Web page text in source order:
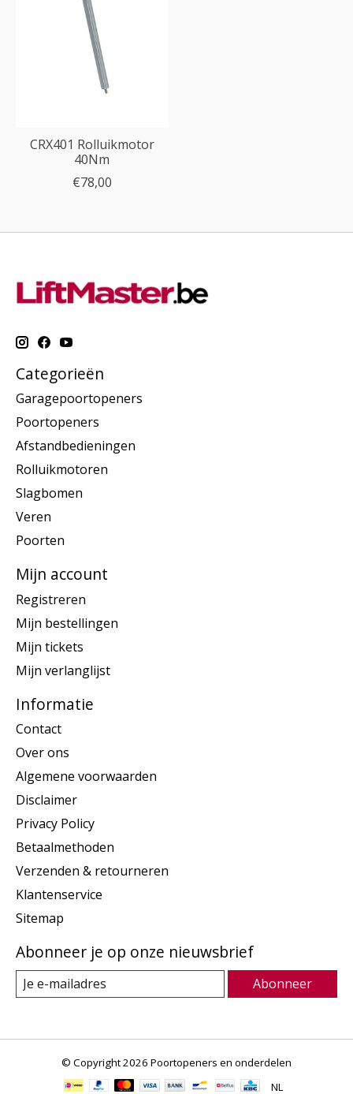
CRX401 Rolluikmotor
40Nm
€78,00
Categorieën
Garagepoortopeners
Poortopeners
Afstandbedieningen
Rolluikmotoren
Slagbomen
Veren
Poorten
Mijn account
Registreren
Mijn bestellingen
Mijn tickets
Mijn verlanglijst
Informatie
Contact
Over ons
Algemene voorwaarden
Disclaimer
Privacy Policy
Betaalmethoden
Verzenden & retourneren
Klantenservice
Sitemap
Abonneer je op onze nieuwsbrief
Abonneer
© Copyright 2026 Poortopeners en onderdelen
NL